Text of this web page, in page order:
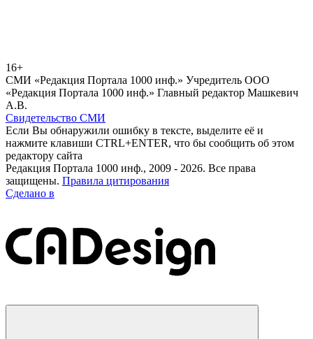
16+
СМИ «Редакция Портала 1000 инф.» Учредитель ООО
«Редакция Портала 1000 инф.» Главный редактор Машкевич
А.В.
Свидетельство СМИ
Если Вы обнаружили ошибку в тексте, выделите её и
нажмите клавиши CTRL+ENTER, что бы сообщить об этом
редактору сайта
Редакция Портала 1000 инф., 2009 - 2026. Все права
защищены. Правила цитирования
Сделано в